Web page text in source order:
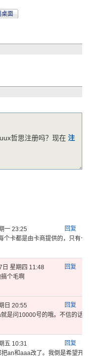
桌面
哲思注册吗？现在 注
回复
一 23:25
个卡都是由卡商提供的 ，只有卡商
回复
日 星期四 11:48
个毛啊
回复
日 20:55
就是问10000号的哦。不信的话，
回复
五 10:31
把an和aaa改了。我倒是希望开放